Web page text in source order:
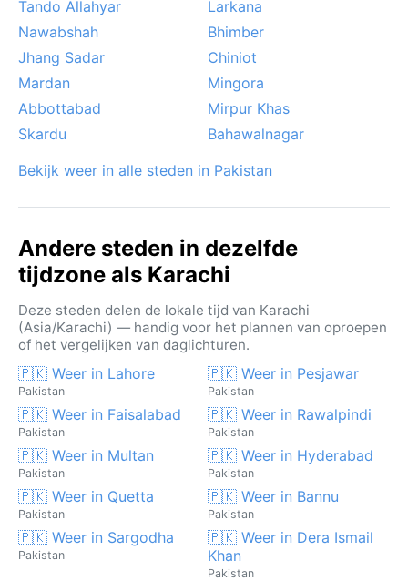
dan ook veruit het meest geschikt.
Tando Allahyar
Larkana
Nawabshah
Bhimber
Jhang Sadar
Chiniot
Mardan
Mingora
Abbottabad
Mirpur Khas
Skardu
Bahawalnagar
Bekijk weer in alle steden in Pakistan
Andere steden in dezelfde
tijdzone als Karachi
Deze steden delen de lokale tijd van Karachi
(Asia/Karachi) — handig voor het plannen van oproepen
of het vergelijken van daglichturen.
🇵🇰 Weer in Lahore
Pakistan
🇵🇰 Weer in Pesjawar
Pakistan
🇵🇰 Weer in Faisalabad
Pakistan
🇵🇰 Weer in Rawalpindi
Pakistan
🇵🇰 Weer in Multan
Pakistan
🇵🇰 Weer in Hyderabad
Pakistan
🇵🇰 Weer in Quetta
Pakistan
🇵🇰 Weer in Bannu
Pakistan
🇵🇰 Weer in Sargodha
Pakistan
🇵🇰 Weer in Dera Ismail
Khan
Pakistan